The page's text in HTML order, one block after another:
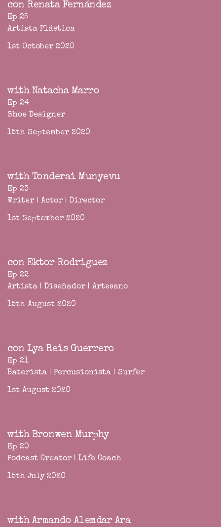
con Renata Fernández
Ep 25
Artista Plástica
1st October 2020
with Natacha Marro
Ep 24
Shoe Designer
15th September 2020
with Tonderai Munyevu
Ep 23
Writer | Actor | Director
1st September 2020
con Ektor Rodriguez
Ep 22
Artista | Diseñador | Artesano
15th August 2020
con Lya Reis Guerrero
Ep 21
Baterista | Percusionista | Surfer
1st August 2020
with Bronwen Murphy
Ep 20
Podcast Creator | Life Coach
15th July 2020
with Armando Alemdar Ara